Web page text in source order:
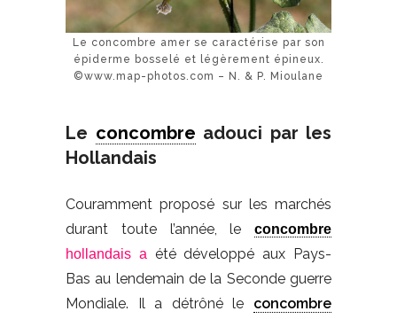
Le concombre amer se caractérise par son
épiderme bosselé et légèrement épineux.
©www.map-photos.com – N. & P. Mioulane
Le concombre adouci par les
Hollandais
Couramment proposé sur les marchés
durant toute l’année, le concombre
hollandais aété développé aux Pays-
Bas au lendemain de la Seconde guerre
Mondiale. Il a détrôné le concombre